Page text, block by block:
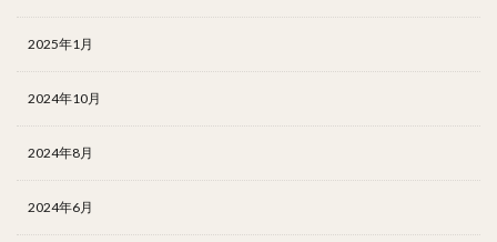
2025年1月
2024年10月
2024年8月
2024年6月